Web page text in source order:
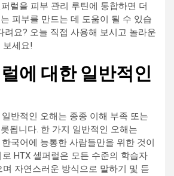
럴을 피부 관리 루틴에 통합하면 더
피부를 만드는 데 도움이 될 수 있습
려요? 오늘 직접 사용해 보시고 놀라운
보세요!
에 대한 일반적인
반적인 오해는 종종 이해 부족 또는
됩니다. 한 가지 일반적인 오해는
국어에 능통한 사람들만을 위한 것이
HTX 셀퍼럴은 모든 수준의 학습자
자연스러운 방식으로 말하기 및 듣